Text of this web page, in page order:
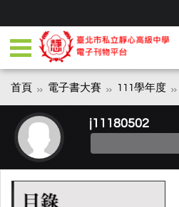
首頁 電子書大賽 111學年度
j11180502